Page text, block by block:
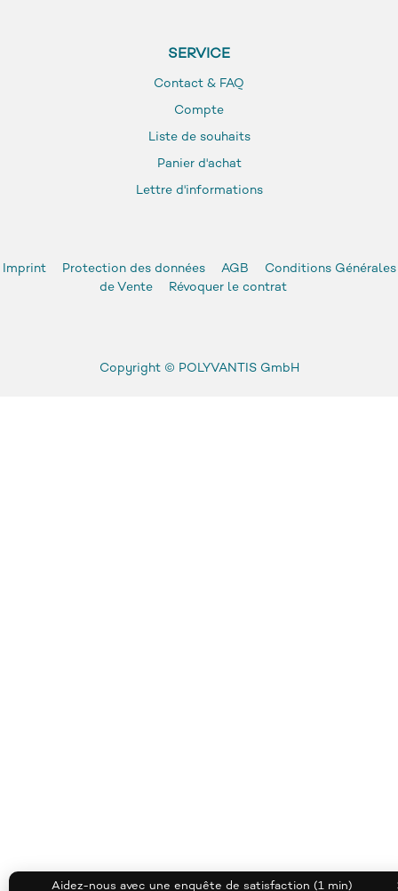
SERVICE
Contact & FAQ
Compte
Liste de souhaits
Panier d'achat
Lettre d'informations
Imprint Protection des données AGB
Conditions Générales
de Vente
Révoquer le contrat
Copyright © POLYVANTIS GmbH
Aidez-nous avec une enquête de satisfaction (1 min)